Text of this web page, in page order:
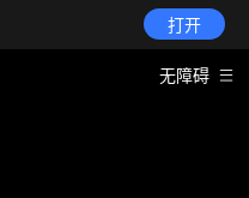
打开
无障碍